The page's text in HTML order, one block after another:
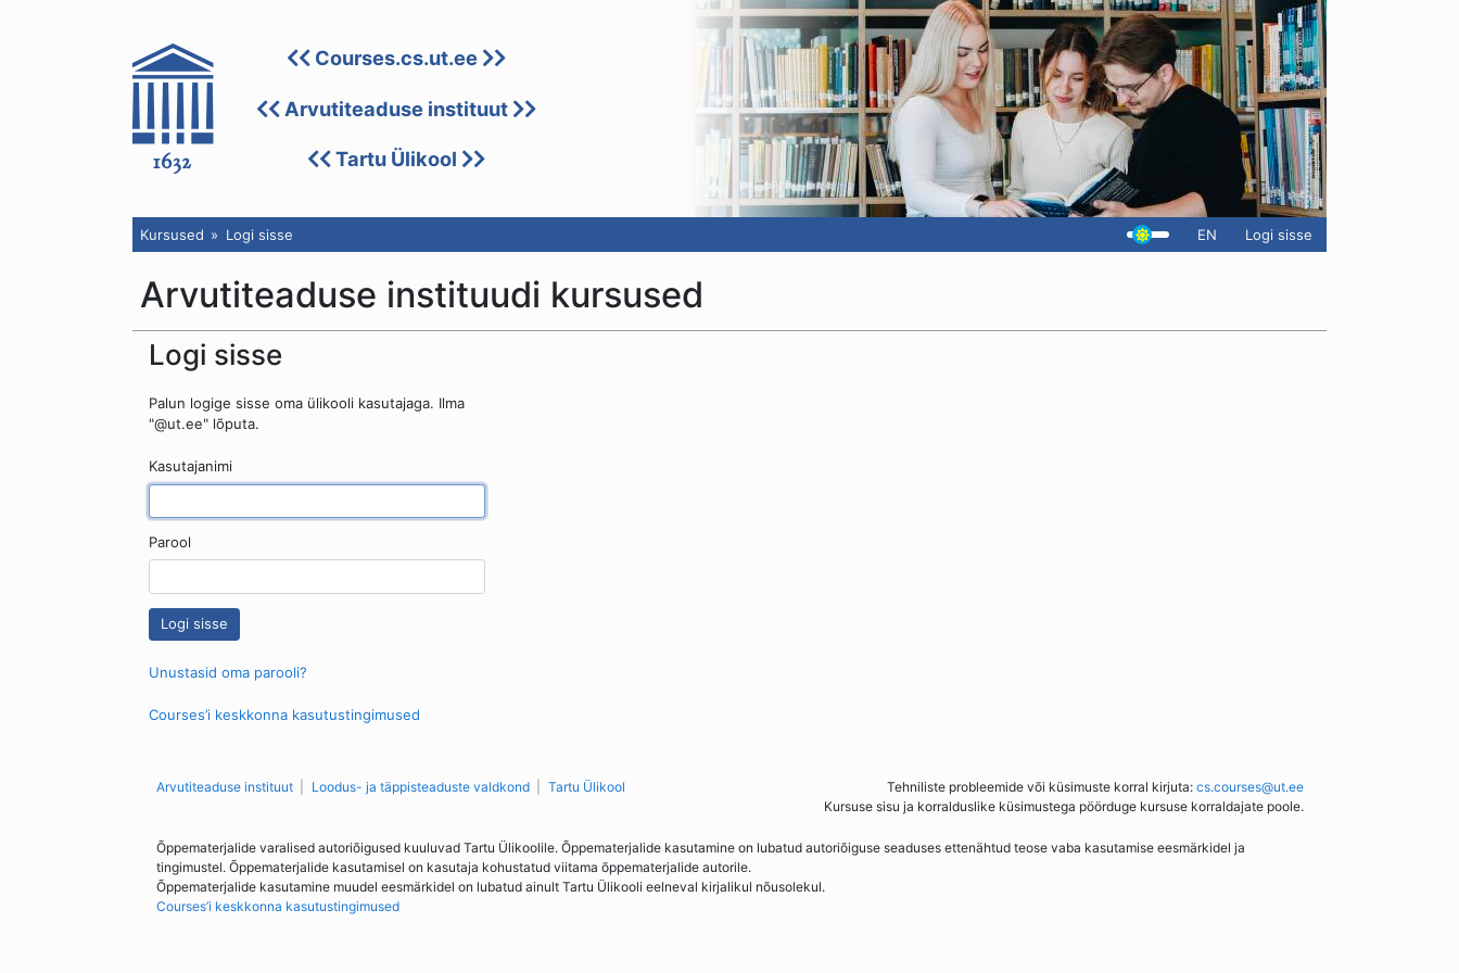
Courses.cs.ut.ee
Arvutiteaduse instituut
Tartu Ülikool
Kursused Logi sisse EN Logi sisse
Arvutiteaduse instituudi kursused
Logi sisse
Palun logige sisse oma ülikooli kasutajaga. Ilma
"@ut.ee" lõputa.
Kasutajanimi
Parool
Unustasid oma parooli?
Courses’i keskkonna kasutustingimused
Arvutiteaduse instituut Loodus- ja täppisteaduste valdkond Tartu Ülikool Tehniliste probleemide või küsimuste korral kirjuta: cs.courses@ut.ee
Kursuse sisu ja korralduslike küsimustega pöörduge kursuse korraldajate poole.
Õppematerjalide varalised autoriõigused kuuluvad Tartu Ülikoolile. Õppematerjalide kasutamine on lubatud autoriõiguse seaduses ettenähtud teose vaba kasutamise eesmärkidel ja
tingimustel. Õppematerjalide kasutamisel on kasutaja kohustatud viitama õppematerjalide autorile.
Õppematerjalide kasutamine muudel eesmärkidel on lubatud ainult Tartu Ülikooli eelneval kirjalikul nõusolekul.
Courses’i keskkonna kasutustingimused